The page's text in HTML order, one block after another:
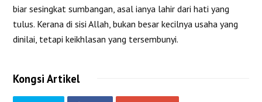
biar sesingkat sumbangan, asal ianya lahir dari hati yang
tulus. Kerana di sisi Allah, bukan besar kecilnya usaha yang
dinilai, tetapi keikhlasan yang tersembunyi.
Kongsi Artikel